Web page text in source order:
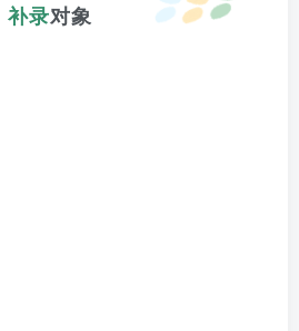
补录对象